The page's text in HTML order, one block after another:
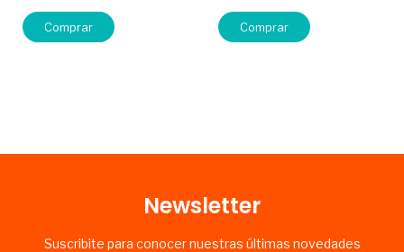
Newsletter
Suscribite para conocer nuestras últimas novedades